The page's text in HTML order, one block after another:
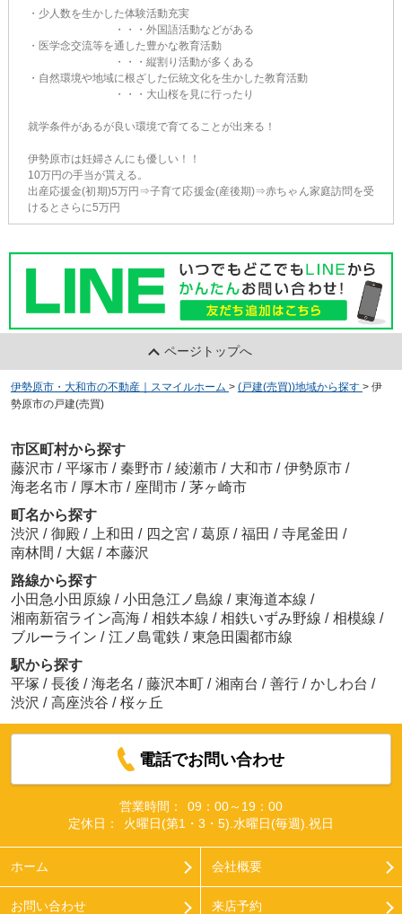
・少人数を生かした体験活動充実
・・・外国語活動などがある
・医学念交流等を通した豊かな教育活動
・・・縦割り活動が多くある
・自然環境や地域に根ざした伝統文化を生かした教育活動
・・・大山桜を見に行ったり
就学条件があるが良い環境で育てることが出来る！
伊勢原市は妊婦さんにも優しい！！
10万円の手当が貰える。
出産応援金(初期)5万円⇒子育て応援金(産後期)⇒赤ちゃん家庭訪問を受
けるとさらに5万円
ページトップへ
伊勢原市・大和市の不動産｜スマイルホーム > (戸建(売買))地域から探す > 伊
勢原市の戸建(売買)
市区町村から探す
藤沢市 / 平塚市 / 秦野市 / 綾瀬市 / 大和市 / 伊勢原市 /
海老名市 / 厚木市 / 座間市 / 茅ヶ崎市
町名から探す
渋沢 / 御殿 / 上和田 / 四之宮 / 葛原 / 福田 / 寺尾釜田 /
南林間 / 大鋸 / 本藤沢
路線から探す
小田急小田原線 / 小田急江ノ島線 / 東海道本線 /
湘南新宿ライン高海 / 相鉄本線 / 相鉄いずみ野線 / 相模線 /
ブルーライン / 江ノ島電鉄 / 東急田園都市線
駅から探す
平塚 / 長後 / 海老名 / 藤沢本町 / 湘南台 / 善行 / かしわ台 /
渋沢 / 高座渋谷 / 桜ヶ丘
電話でお問い合わせ
営業時間：
09：00～19：00
定休日：
火曜日(第1・3・5).水曜日(毎週).祝日
ホーム 会社概要
お問い合わせ 来店予約